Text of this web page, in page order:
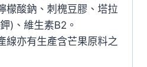
檬酸鈉、刺槐豆膠、塔拉
)、維生素B2。
線亦有生產含芒果原料之